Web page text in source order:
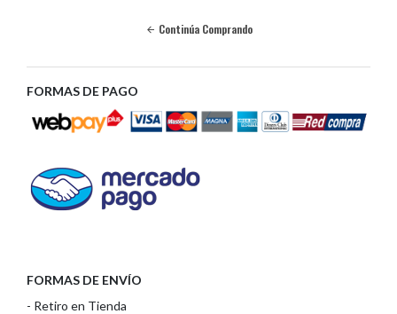
Continúa Comprando
FORMAS DE PAGO
FORMAS DE ENVÍO
- Retiro en Tienda